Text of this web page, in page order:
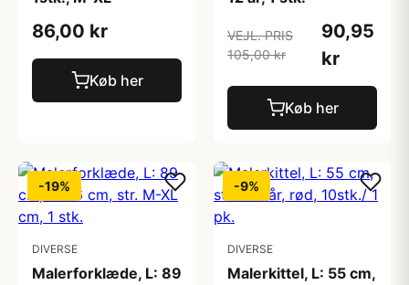
86,00 kr
Køb her
VEJL. PRIS
105,00 kr
90,95
kr
Køb her
-19%
DIVERSE
Malerforklæde, L: 89
-9%
DIVERSE
Malerkittel, L: 55 cm,